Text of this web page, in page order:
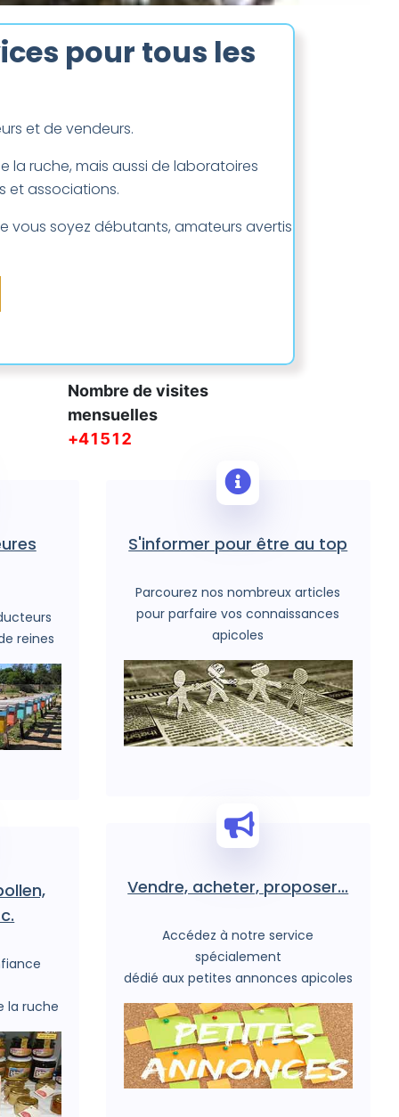
pour tous les
et de vendeurs.
la ruche, mais aussi de laboratoires
et associations.
vous soyez débutants, amateurs avertis
111909
Nombre de visites
mensuelles
reines
la ruche
S'informer pour être au top
Parcourez nos nombreux articles
pour parfaire vos connaissances
apicoles
Vendre, acheter, proposer...
Accédez à notre service
spécialement
dédié aux petites annonces apicoles